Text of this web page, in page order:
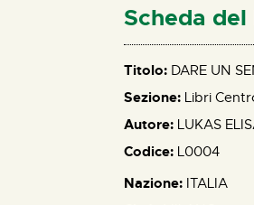
Scheda del
Titolo: DARE UN
Sezione: Libri
Autore: LUKAS
Codice: L0004
Nazione: ITALIA